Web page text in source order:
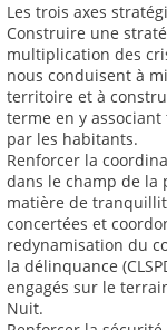
Les trois axes
Construire une
multiplication des
nous conduisent à
territoire et à
terme en y
par les habitants.
Renforcer la
dans le champ de la
matière de
concertées et
redynamisation du
la délinquance
engagés sur le
Nuit.